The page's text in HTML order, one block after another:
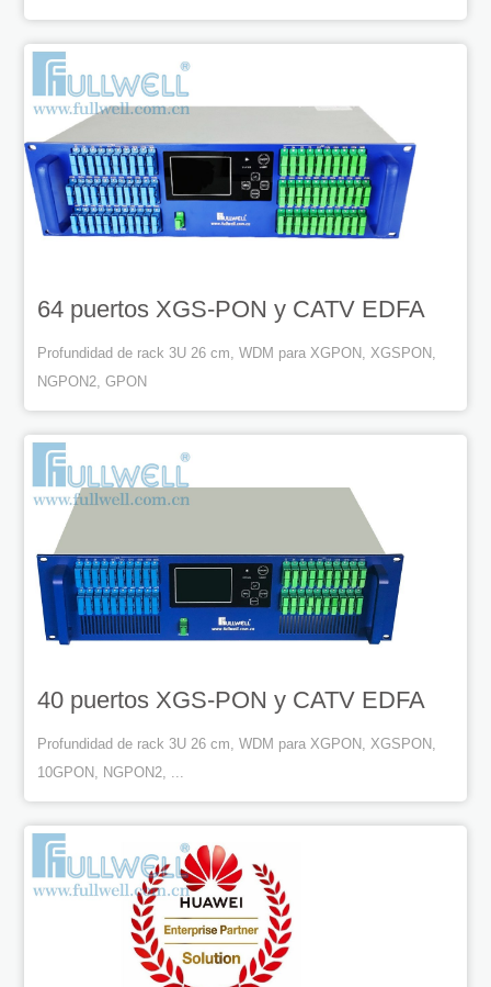
64 puertos XGS-PON y CATV EDFA
Profundidad de rack 3U 26 cm, WDM para XGPON, XGSPON,
NGPON2, GPON
40 puertos XGS-PON y CATV EDFA
Profundidad de rack 3U 26 cm, WDM para XGPON, XGSPON,
10GPON, NGPON2, ...